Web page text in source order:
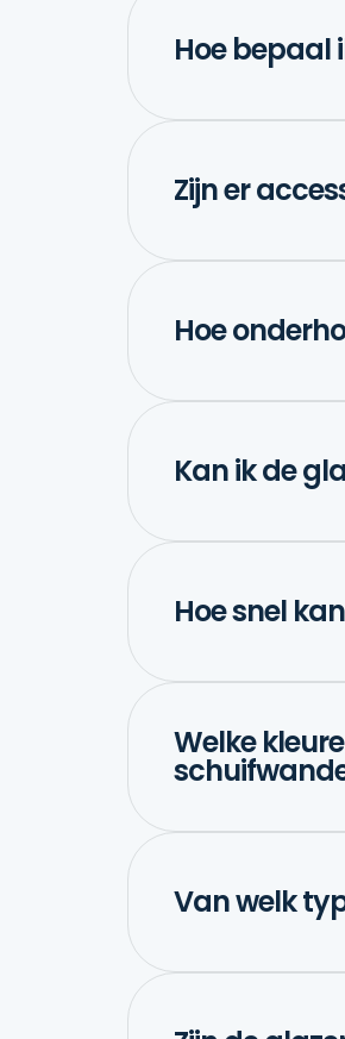
Hoe bepaal
Zijn er
Hoe
Kan ik de
Hoe snel
Welke
Van welk